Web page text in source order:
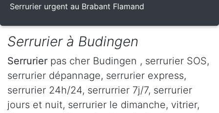
Serrurier urgent au Brabant Flamand
Serrurier à Budingen
Serrurier pas cher Budingen , serrurier SOS,
serrurier dépannage, serrurier express,
serrurier 24h/24, serrurrier 7j/7, serrurier
jours et nuit, serrurier le dimanche, vitrier,